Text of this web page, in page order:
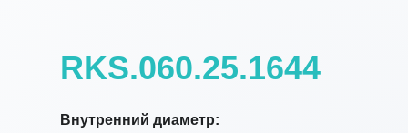
RKS.060.25.1644
Внутренний диаметр: